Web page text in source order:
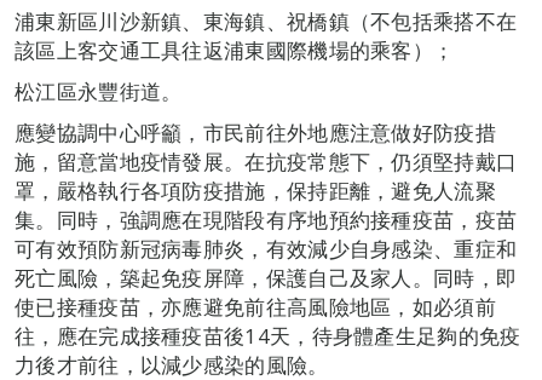
浦東新區川沙新鎮、東海鎮、祝橋鎮（不包括乘搭不在
該區上客交通工具往返浦東國際機場的乘客）；
松江區永豐街道。
應變協調中心呼籲，市民前往外地應注意做好防疫措
施，留意當地疫情發展。在抗疫常態下，仍須堅持戴口
罩，嚴格執行各項防疫措施，保持距離，避免人流聚
集。同時，強調應在現階段有序地預約接種疫苗，疫苗
可有效預防新冠病毒肺炎，有效減少自身感染、重症和
死亡風險，築起免疫屏障，保護自己及家人。同時，即
使已接種疫苗，亦應避免前往高風險地區，如必須前
往，應在完成接種疫苗後14天，待身體產生足夠的免疫
力後才前往，以減少感染的風險。